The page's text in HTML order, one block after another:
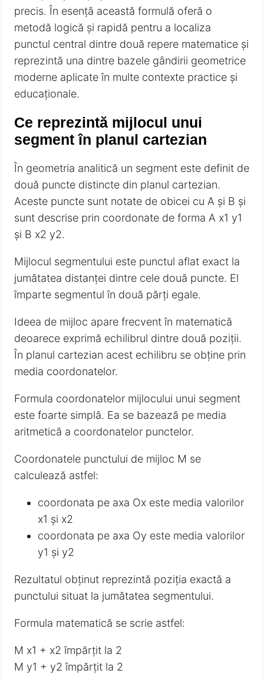
precis. În esență această formulă oferă o
metodă logică și rapidă pentru a localiza
punctul central dintre două repere matematice și
reprezintă una dintre bazele gândirii geometrice
moderne aplicate în multe contexte practice și
educaționale.
Ce reprezintă mijlocul unui
segment în planul cartezian
În geometria analitică un segment este definit de
două puncte distincte din planul cartezian.
Aceste puncte sunt notate de obicei cu A și B și
sunt descrise prin coordonate de forma A x1 y1
și B x2 y2.
Mijlocul segmentului este punctul aflat exact la
jumătatea distanței dintre cele două puncte. El
împarte segmentul în două părți egale.
Ideea de mijloc apare frecvent în matematică
deoarece exprimă echilibrul dintre două poziții.
În planul cartezian acest echilibru se obține prin
media coordonatelor.
Formula coordonatelor mijlocului unui segment
este foarte simplă. Ea se bazează pe media
aritmetică a coordonatelor punctelor.
Coordonatele punctului de mijloc M se
calculează astfel:
coordonata pe axa Ox este media valorilor
x1 și x2
coordonata pe axa Oy este media valorilor
y1 și y2
Rezultatul obținut reprezintă poziția exactă a
punctului situat la jumătatea segmentului.
Formula matematică se scrie astfel:
M x1 + x2 împărțit la 2
M y1 + y2 împărțit la 2